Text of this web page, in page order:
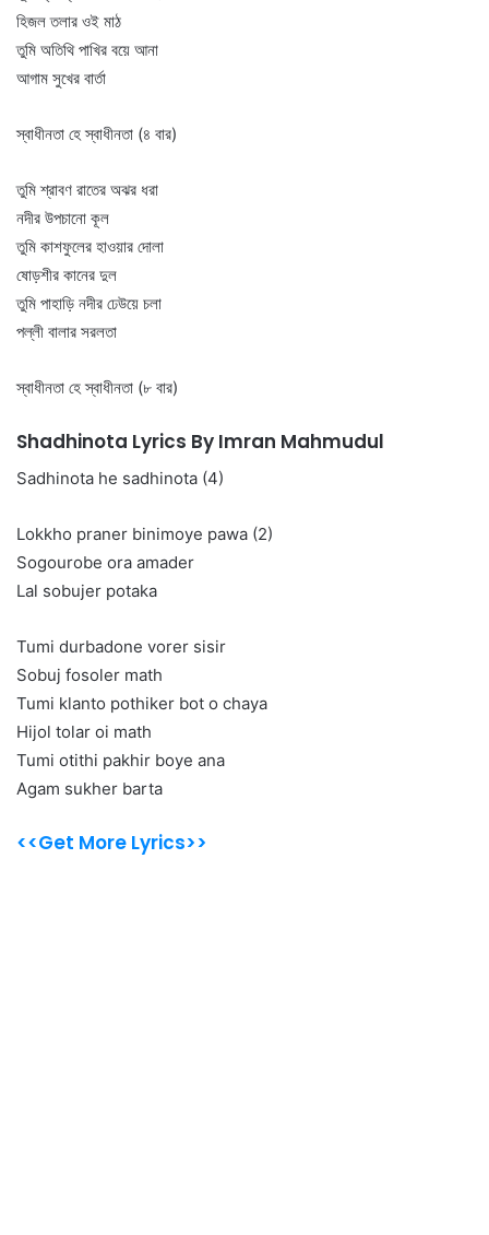
হিজল তলার ওই মাঠ
তুমি অতিথি পাখির বয়ে আনা
আগাম সুখের বার্তা
স্বাধীনতা হে স্বাধীনতা (৪ বার)
তুমি শ্রাবণ রাতের অঝর ধরা
নদীর উপচানো কূল
তুমি কাশফুলের হাওয়ার দোলা
ষোড়শীর কানের দুল
তুমি পাহাড়ি নদীর ঢেউয়ে চলা
পল্লী বালার সরলতা
স্বাধীনতা হে স্বাধীনতা (৮ বার)
Shadhinota Lyrics By Imran Mahmudul
Sadhinota he sadhinota (4)
Lokkho praner binimoye pawa (2)
Sogourobe ora amader
Lal sobujer potaka
Tumi durbadone vorer sisir
Sobuj fosoler math
Tumi klanto pothiker bot o chaya
Hijol tolar oi math
Tumi otithi pakhir boye ana
Agam sukher barta
<<Get More Lyrics>>